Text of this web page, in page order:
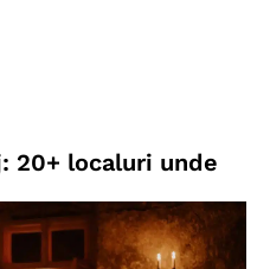
20+ localuri unde